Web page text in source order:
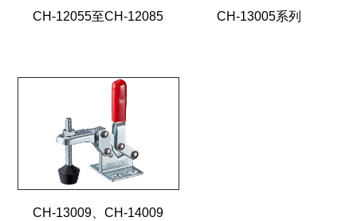
CH-12055至CH-12085 CH-13005系列
CH-13009、CH-14009